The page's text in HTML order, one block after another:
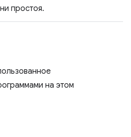
простоя.
на этом